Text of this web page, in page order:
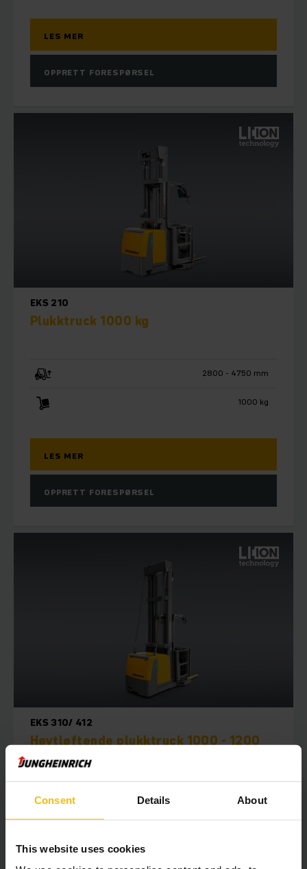
Consent Details About
This website uses cookies
LES MER
OPPRETT FORESPØRSEL
EKS 210
Plukktruck 1000 kg
2800 - 4750 mm
1000 kg
LES MER
OPPRETT FORESPØRSEL
EKS 310/ 412
Høytløftende plukktruck 1000 - 1200
kg
1200 kg